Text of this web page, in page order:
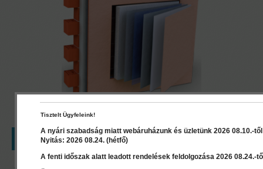
LEÍRÁS RÉSZLETEK
Tisztelt Ügyfeleink!
A nyári szabadság miatt webáruházunk és üzletünk 2026 08.10.-
Nyitás: 2026 08.24. (hétfő)
A fenti időszak alatt leadott rendelések feldolgozása 2026 08.24.-